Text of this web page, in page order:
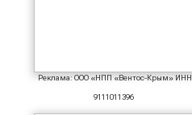
Реклама: ООО «НПП «Вентос-Крым» ИНН
9111011396